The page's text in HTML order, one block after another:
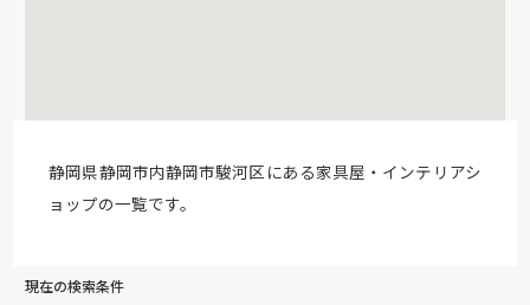
静岡県静岡市内静岡市駿河区にある家具屋・インテリアシ
ョップの一覧です。
現在の検索条件